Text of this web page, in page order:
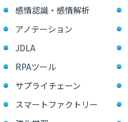
感情認識・感情解析
アノテーション
JDLA
RPAツール
サプライチェーン
スマートファクトリー